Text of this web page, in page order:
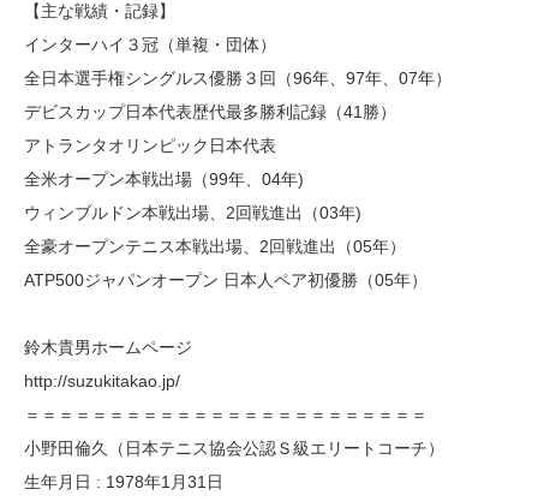
【主な戦績・記録】
インターハイ３冠（単複・団体）
全日本選手権シングルス優勝３回（96年、97年、07年）
デビスカップ日本代表歴代最多勝利記録（41勝）
アトランタオリンピック日本代表
全米オープン本戦出場（99年、04年)
ウィンブルドン本戦出場、2回戦進出（03年)
全豪オープンテニス本戦出場、2回戦進出（05年）
ATP500ジャパンオープン 日本人ペア初優勝（05年）
鈴木貴男ホームページ
http://suzukitakao.jp/
＝＝＝＝＝＝＝＝＝＝＝＝＝＝＝＝＝＝＝＝＝＝＝＝
小野田倫久（日本テニス協会公認Ｓ級エリートコーチ）
生年月日 : 1978年1月31日